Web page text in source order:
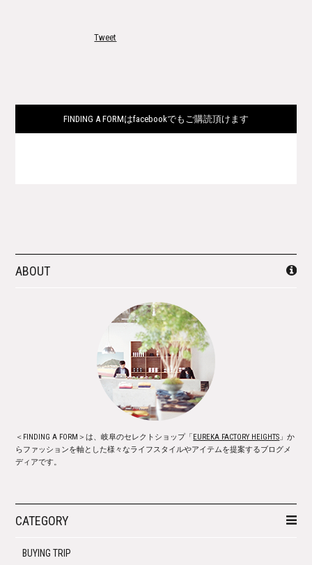
Tweet
FINDING A FORMはfacebookでもご購読頂けます
ABOUT
＜FINDING A FORM＞は、岐阜のセレクトショップ「 EUREKA FACTORY HEIGHTS 」か
らファッションを軸とした様々なライフスタイルやアイテムを提案するブログメ
ディアです。
CATEGORY
BUYING TRIP